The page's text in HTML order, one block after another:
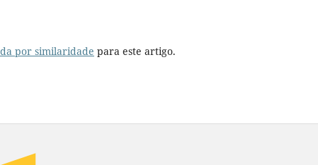
por similaridade para este artigo.